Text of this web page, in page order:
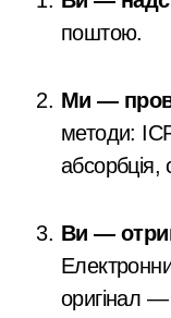
поштою.
Ми —
методи:
абсорбція,
Ви —
оригінал